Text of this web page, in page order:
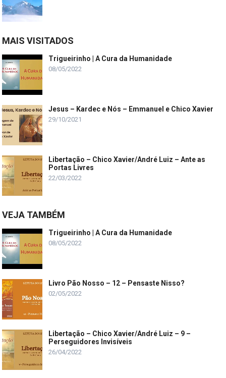
MAIS VISITADOS
Trigueirinho | A Cura da Humanidade
08/05/2022
Jesus – Kardec e Nós – Emmanuel e Chico Xavier
29/10/2021
Libertação – Chico Xavier/André Luiz – Ante as
Portas Livres
22/03/2022
VEJA TAMBÉM
Trigueirinho | A Cura da Humanidade
08/05/2022
Livro Pão Nosso – 12 – Pensaste Nisso?
02/05/2022
Libertação – Chico Xavier/André Luiz – 9 –
Perseguidores Invisíveis
26/04/2022